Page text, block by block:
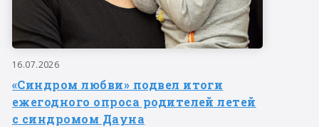
16.07.2026
«Синдром любви» подвел итоги
ежегодного опроса родителей летей
с синдромом Дауна